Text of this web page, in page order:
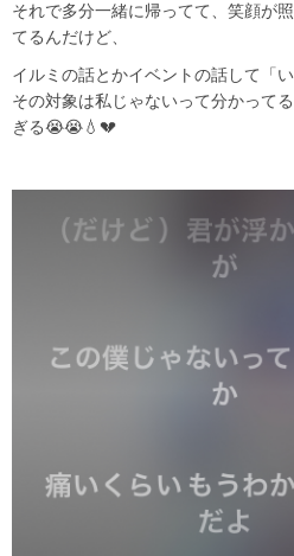
それで多分一緒に帰ってて、笑顔が
てるんだけど、
イルミの話とかイベントの話して「
その対象は私じゃないって分かって
ぎる😭😭💧‬💔